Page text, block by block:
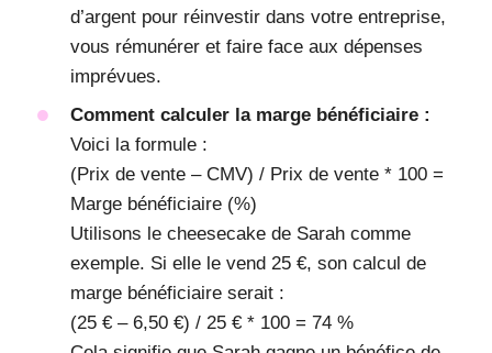
d’argent pour réinvestir dans votre entreprise,
vous rémunérer et faire face aux dépenses
imprévues.
Comment calculer la marge bénéficiaire :
Voici la formule :
(Prix de vente – CMV) / Prix de vente * 100 =
Marge bénéficiaire (%)
Utilisons le cheesecake de Sarah comme
exemple. Si elle le vend 25 €, son calcul de
marge bénéficiaire serait :
(25 € – 6,50 €) / 25 € * 100 = 74 %